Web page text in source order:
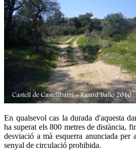
En qualsevol cas la durada d'aquesta
ha superat els 800 metres de distància,
desviació a mà esquerra anunciada
senyal de circulació prohibida.